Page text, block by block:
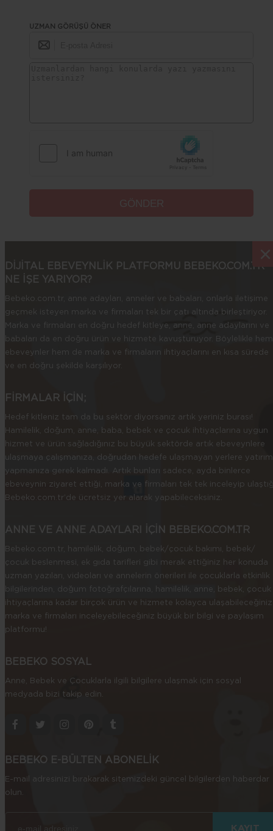
UZMAN GÖRÜŞÜ ÖNER
DİJİTAL EBEVEYNLİK PLATFORMU BEBEKO.COM.TR
NE İŞE YARIYOR?
Bebeko.com.tr, anne adayları, anneler ve babaları, onlarla iletişime
geçmek isteyen marka ve firmaları tek bir çatı altında birleştiriyor.
Marka ve firmaları en doğru hedef kitleye, anne, anne adaylarını ve
babaları da en doğru ürün ve hizmete kavuşturuyor. Böylelikle hem
ebeveynler hem de marka ve firmaların ihtiyaçlarını en kısa sürede
ve en doğru şekilde karşılıyor.
FİRMALAR İÇİN;
Hedef kitleniz tam da bu sektör diyorsanız artık yeriniz burası!
Hamilelik, doğum, anne, baba, bebek ve çocuk ihtiyaçlarına uygun
hizmet ve ürün sağladığınız bu büyük sektörde artık ebeveynlere
ulaşmaya çalışmanıza, doğrudan hedefe ulaşmayan yerlere yatırım
yapmanıza gerek kalmadı. Artık bunları sadece, ayda binlerce
ebeveynin ziyaret ettiği, marka ve firmaları tek tek inceleyip
Bebeko.com.tr’de ücretsiz yer alarak yapabileceksiniz.
ANNE VE ANNE ADAYLARI İÇİN BEBEKO.COM.TR
Bebeko.com.tr, hamilelik, doğum, bebek/çocuk bakımı, bebek/
çocuk beslenmesi, ek gıda tarifleri gibi merak ettiğiniz her konuda
uzman yazıları, videoları ve annelerin önerileri ile çocuklarla etkinlik
bilgilerinden, doğum fotoğrafçılarına, hamilelik, anne, bebek, çocuk
ihtiyaçlarına kadar birçok ürün ve hizmete kolayca ulaşabileceğiniz
marka ve firmaları inceleyebileceğiniz büyük bir bilgi ve paylaşım
platformu!
BEBEKO SOSYAL
Anne, Bebek ve Çocuklarla ilgili bilgilere ulaşmak için sosyal
medyada bizi takip edin.
BEBEKO E-BÜLTEN ABONELİK
E-mail adresinizi bırakarak sitemizdeki güncel bilgilerden haberdar
olun.